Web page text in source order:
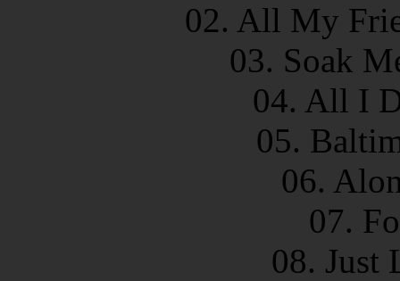
02. All My
03. Soak
04. All I
05.
06.
07.
08. Just